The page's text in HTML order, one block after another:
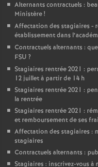
Alternants contractuels :
Ministère!
Affectation des stagiaires -
établissement dans
Contractuels alternants :
FSU ?
Stagiaires rentrée 2021 :
12 juillet à partir de 14 h
Stagiaires rentrée 2021 :
la rentrée
Stagiaires rentrée 2021 :
et remboursement de ses
Affectation des stagiaires :
stagiaires
Contractuels alternants :
Stagiaires : inscrivez-vous